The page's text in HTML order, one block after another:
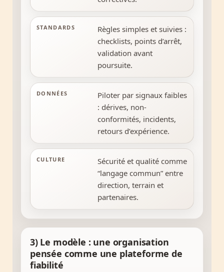
STANDARDS
Règles simples et suivies :
checklists, points d’arrêt,
validation avant
poursuite.
DONNÉES
Piloter par signaux faibles
: dérives, non-
conformités, incidents,
retours d’expérience.
CULTURE
Sécurité et qualité comme
“langage commun” entre
direction, terrain et
partenaires.
3) Le modèle : une organisation
pensée comme une plateforme de
fiabilité